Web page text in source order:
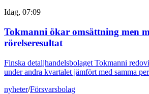
Idag, 07:09
Tokmanni ökar omsättning men
rörelseresultat
Finska detaljhandelsbolaget Tokmanni
under andra kvartalet jämfört med samma
nyheter/Försvarsbolag